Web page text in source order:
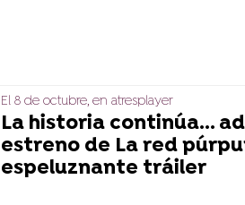
El 8 de octubre, en atresplayer
La historia continúa...
estreno de La red
espeluznante tráiler